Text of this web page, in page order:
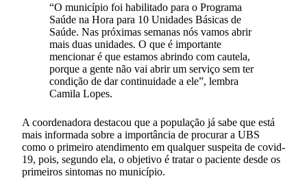
“O município foi habilitado para o Programa
Saúde na Hora para 10 Unidades Básicas de
Saúde. Nas próximas semanas nós vamos abrir
mais duas unidades. O que é importante
mencionar é que estamos abrindo com cautela,
porque a gente não vai abrir um serviço sem ter
condição de dar continuidade a ele”, lembra
Camila Lopes.
A coordenadora destacou que a população já sabe que está
mais informada sobre a importância de procurar a UBS
como o primeiro atendimento em qualquer suspeita de covid-
19, pois, segundo ela, o objetivo é tratar o paciente desde os
primeiros sintomas no município.